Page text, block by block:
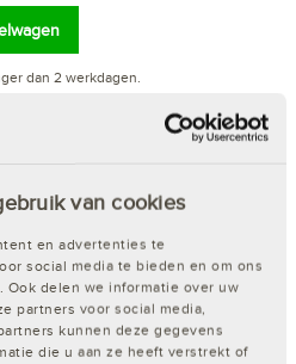
van cookies
en advertenties te
social media te bieden en om ons
delen we informatie over uw
partners voor social media,
kunnen deze gegevens
die u aan ze heeft verstrekt of
dan 2 werkdagen.